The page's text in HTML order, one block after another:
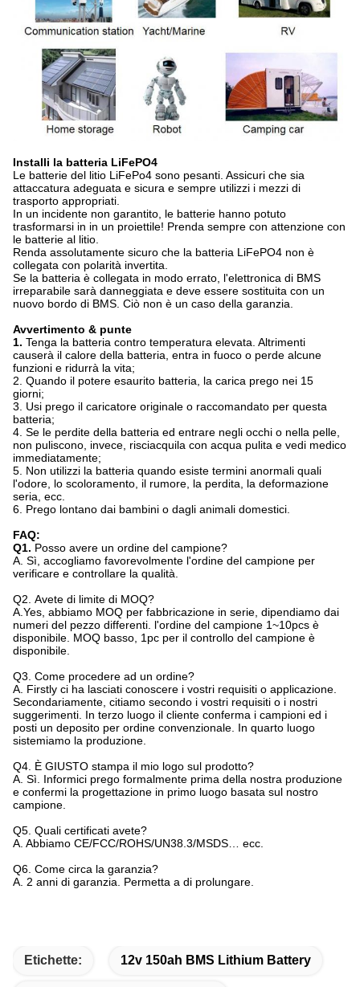
Installi la batteria LiFePO4
Le batterie del litio LiFePo4 sono pesanti. Assicuri che sia
attaccatura adeguata e sicura e sempre utilizzi i mezzi di
trasporto appropriati.
In un incidente non garantito, le batterie hanno potuto
trasformarsi in in un proiettile! Prenda sempre con attenzione con
le batterie al litio.
Renda assolutamente sicuro che la batteria LiFePO4 non è
collegata con polarità invertita.
Se la batteria è collegata in modo errato, l'elettronica di BMS
irreparabile sarà danneggiata e deve essere sostituita con un
nuovo bordo di BMS. Ciò non è un caso della garanzia.
Avvertimento & punte
1. Tenga la batteria contro temperatura elevata. Altrimenti
causerà il calore della batteria, entra in fuoco o perde alcune
funzioni e ridurrà la vita;
2. Quando il potere esaurito batteria, la carica prego nei 15
giorni;
3. Usi prego il caricatore originale o raccomandato per questa
batteria;
4. Se le perdite della batteria ed entrare negli occhi o nella pelle,
non puliscono, invece, risciacquila con acqua pulita e vedi medico
immediatamente;
5. Non utilizzi la batteria quando esiste termini anormali quali
l'odore, lo scoloramento, il rumore, la perdita, la deformazione
seria, ecc.
6. Prego lontano dai bambini o dagli animali domestici.
FAQ:
Q1. Posso avere un ordine del campione?
A. Sì, accogliamo favorevolmente l'ordine del campione per
verificare e controllare la qualità.
Q2. Avete di limite di MOQ?
A.Yes, abbiamo MOQ per fabbricazione in serie, dipendiamo dai
numeri del pezzo differenti. l'ordine del campione 1~10pcs è
disponibile. MOQ basso, 1pc per il controllo del campione è
disponibile.
Q3. Come procedere ad un ordine?
A. Firstly ci ha lasciati conoscere i vostri requisiti o applicazione.
Secondariamente, citiamo secondo i vostri requisiti o i nostri
suggerimenti. In terzo luogo il cliente conferma i campioni ed i
posti un deposito per ordine convenzionale. In quarto luogo
sistemiamo la produzione.
Q4. È GIUSTO stampa il mio logo sul prodotto?
A. Sì. Informici prego formalmente prima della nostra produzione
e confermi la progettazione in primo luogo basata sul nostro
campione.
Q5. Quali certificati avete?
A. Abbiamo CE/FCC/ROHS/UN38.3/MSDS… ecc.
Q6. Come circa la garanzia?
A. 2 anni di garanzia. Permetta a di prolungare.
Etichette: 12v 150ah BMS Lithium Battery